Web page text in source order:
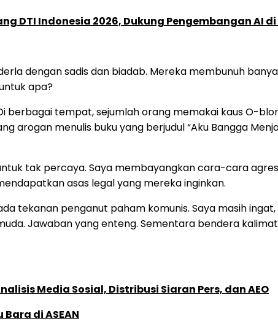
DTI Indonesia 2026, Dukung Pengembangan AI
dengan sadis dan biadab. Mereka membunuh
apa?
berbagai tempat, sejumlah orang memakai kaus O-
menulis buku yang berjudul “Aku Bangga
tak percaya. Saya membayangkan cara-cara
asas legal yang mereka inginkan.
tekanan penganut paham komunis. Saya masih ingat,
Jawaban yang enteng. Sementara bendera
Media Sosial, Distribusi Siaran Pers, dan AEO
di ASEAN